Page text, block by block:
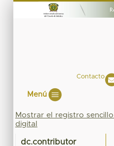
Contacto
Menú
Mostrar el registro
digital
dc.contributor